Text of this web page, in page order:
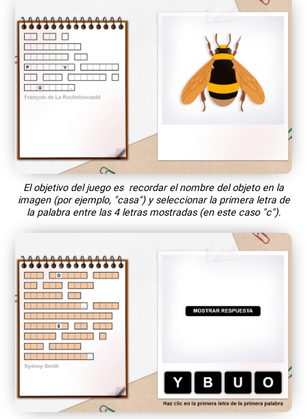
El objetivo del juego es recordar el nombre del objeto en la
imagen (por ejemplo, "casa") y seleccionar la primera letra de
la palabra entre las 4 letras mostradas (en este caso "c").